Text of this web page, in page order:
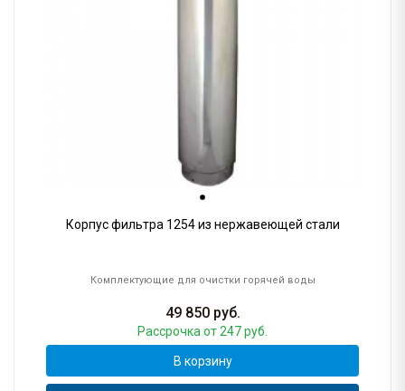
Корпус фильтра 1254 из нержавеющей стали
Комплектующие для очистки горячей воды
49 850руб.
Рассрочка от 247 руб.
В корзину